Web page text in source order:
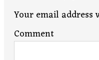
Your email address
Comment